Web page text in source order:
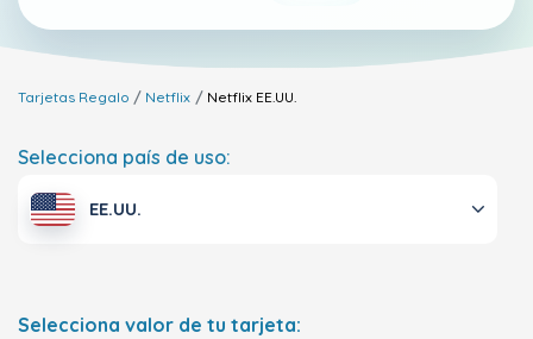
Tarjetas Regalo Netflix Netflix EE.UU.
Selecciona país de uso:
EE.UU.
Selecciona valor de tu tarjeta: